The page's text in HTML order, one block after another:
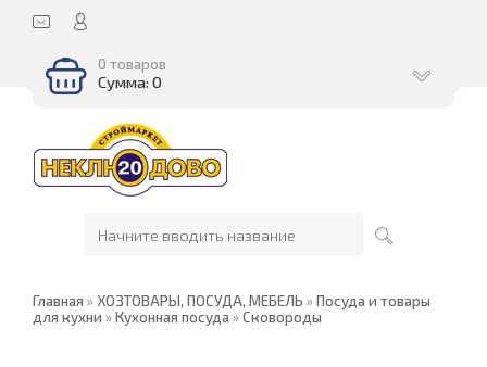
0 товаров
Сумма: 0
Главная » ХОЗТОВАРЫ, ПОСУДА, МЕБЕЛЬ »Посуда и товары
для кухни »Кухонная посуда »Сковороды